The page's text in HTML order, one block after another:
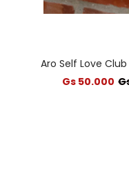
Aro Self Love
Gs 50.000